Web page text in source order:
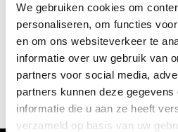
We gebruiken cookies om
personaliseren, om functies
en om ons websiteverkeer te
informatie over uw gebruik van
partners voor social media,
partners kunnen deze
informatie die u aan ze heeft
verzameld op basis van uw
foto’s van Carrie Mae Weems
Het Rijksmuseum en het Stedelijk
een selectie foto’s verworven van de
Amerikaanse kunstenaar Carrie Mae
om foto’s uit de serie Painting the
in de nasleep van de Black Lives
geboortestad Portland. De
Painting the Town, waar de foto’s
februari t/m 9 juni 2025 te zien in
2 min